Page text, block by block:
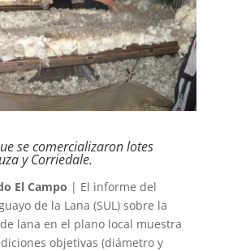
se comercializaron lotes
y Corriedale.
El Campo | El informe del
de la Lana (SUL) sobre la
lana en el plano local muestra
objetivas (diámetro y